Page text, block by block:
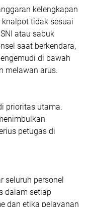
kelengkapan
tidak sesuai
atau sabuk
saat berkendara,
di bawah
melawan arus.
prioritas utama.
petugas di
seluruh personel
dalam setiap
dan etika pelayanan